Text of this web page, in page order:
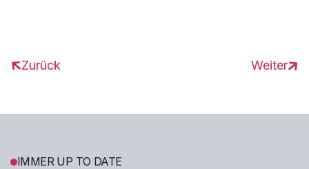
Zurück Weiter
IMMER UP TO DATE